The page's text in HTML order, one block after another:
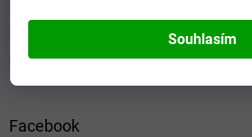
Souhlasím
Jak ověřujeme hodnocení a recenze
Facebook